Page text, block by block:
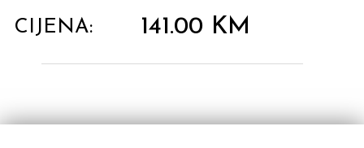
CIJENA: 141.00 KM